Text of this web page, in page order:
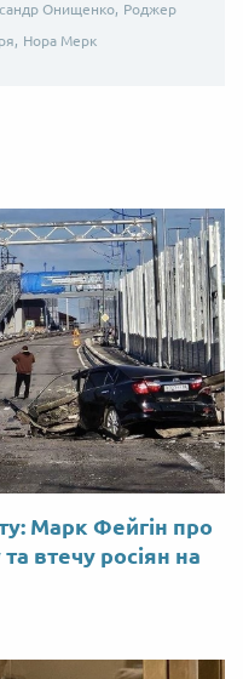
Онищенко, Роджер
Нора Мерк
Марк Фейгін про
втечу росіян на